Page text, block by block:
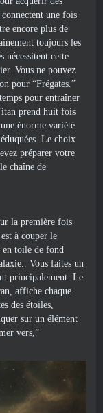
une fois
encore plus de
toujours les
nécessitent cette
Vous ne pouvez
pour “Frégates.”
pour entraîner
prend huit fois
énorme variété
Le choix
préparer votre
chaîne de
la première fois
à couper le
en toile de fond
Vous faites un
principalement. Le
affiche chaque
des étoiles,
sur un élément
vers,”